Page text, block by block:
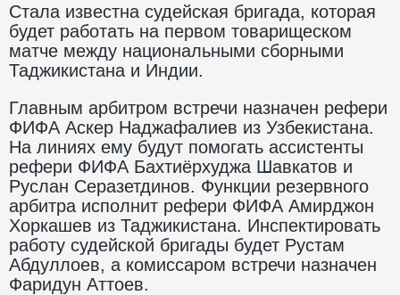
Стала известна судейская бригада, которая
будет работать на первом товарищеском
матче между национальными сборными
Таджикистана и Индии.
Главным арбитром встречи назначен рефери
ФИФА Аскер Наджафалиев из Узбекистана.
На линиях ему будут помогать ассистенты
рефери ФИФА Бахтиёрхуджа Шавкатов и
Руслан Серазетдинов. Функции резервного
арбитра исполнит рефери ФИФА Амирджон
Хоркашев из Таджикистана. Инспектировать
работу судейской бригады будет Рустам
Абдуллоев, а комиссаром встречи назначен
Фаридун Аттоев.